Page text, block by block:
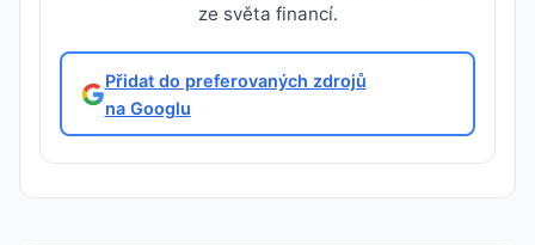
ze světa financí.
Přidat do preferovaných zdrojů
na Googlu